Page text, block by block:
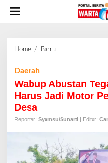
Home / Barru
u
p
A
u
a
n
Daerah
Wabup Abustan
Harus Jadi Motor
Desa
Reporter: Syamsu/Sunarti | Editor: